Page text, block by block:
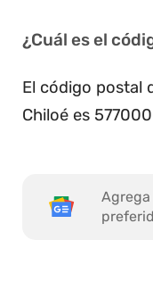
¿Cuál es el
El código postal
Chiloé es